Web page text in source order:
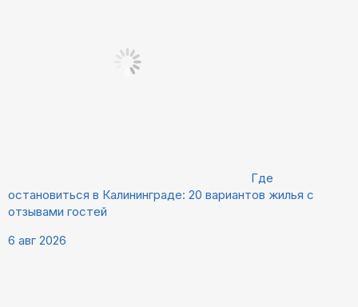
Где
остановиться в Калининграде: 20 вариантов жилья с
отзывами гостей
6 авг 2026